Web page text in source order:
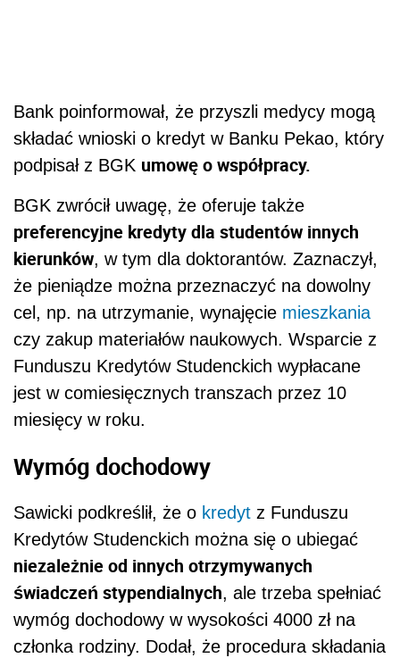
Bank poinformował, że przyszli medycy mogą
składać wnioski o kredyt w Banku Pekao, który
podpisał z BGK umowę o współpracy.
BGK zwrócił uwagę, że oferuje także
preferencyjne kredyty dla studentów innych
kierunków, w tym dla doktorantów. Zaznaczył,
że pieniądze można przeznaczyć na dowolny
cel, np. na utrzymanie, wynajęcie mieszkania
czy zakup materiałów naukowych. Wsparcie z
Funduszu Kredytów Studenckich wypłacane
jest w comiesięcznych transzach przez 10
miesięcy w roku.
Wymóg dochodowy
Sawicki podkreślił, że o kredyt z Funduszu
Kredytów Studenckich można się o ubiegać
niezależnie od innych otrzymywanych
świadczeń stypendialnych, ale trzeba spełniać
wymóg dochodowy w wysokości 4000 zł na
członka rodziny. Dodał, że procedura składania